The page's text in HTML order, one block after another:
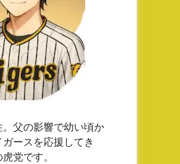
父の影響で幼い頃か
ガースを応援してき
党です。